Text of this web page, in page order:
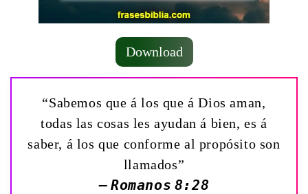
Download
“Sabemos que á los que á Dios aman,
todas las cosas les ayudan á bien, es á
saber, á los que conforme al propósito son
llamados”
— Romanos 8:28